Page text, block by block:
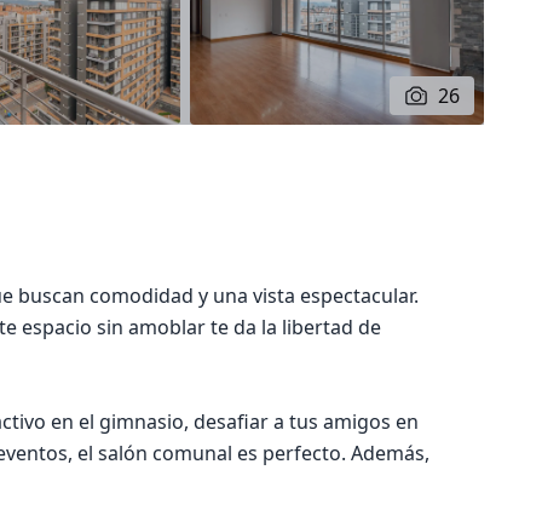
26
comodidad y una vista espectacular.
espacio sin amoblar te da la libertad de
en el gimnasio, desafiar a tus amigos en
el salón comunal es perfecto. Además,